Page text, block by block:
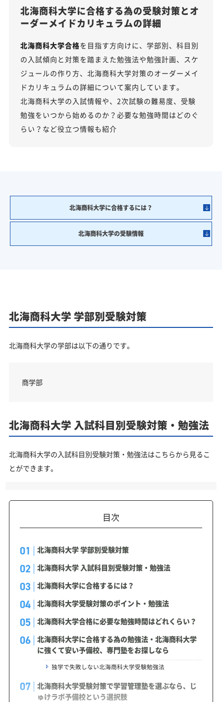
北海商科大学に合格する為の受験対策とオ
ーダーメイドカリキュラムの詳細
北海商科大学合格を目指す方向けに、学部別、科目別
の入試傾向と対策を踏まえた勉強法や勉強計画、スケ
ジュールの作り方、北海商科大学対策のオーダーメイ
ドカリキュラムの詳細について案内しています。
北海商科大学の入試情報や、2次試験の難易度、受験
勉強をいつから始めるのか？必要な勉強時間はどのぐ
らい？など役立つ情報も紹介
北海商科大学に合格するには？
北海商科大学の受験情報
北海商科大学 学部別受験対策
北海商科大学の学部は以下の通りです。
商学部
北海商科大学 入試科目別受験対策・勉強法
北海商科大学の入試科目別受験対策・勉強法はこちらから見るこ
とができます。
目次
北海商科大学 学部別受験対策
北海商科大学 入試科目別受験対策・勉強法
北海商科大学に合格するには？
北海商科大学受験対策のポイント・勉強法
北海商科大学合格に必要な勉強時間はどれくらい？
北海商科大学に合格する為の勉強法・北海商科大学
に強くて安い予備校、専門塾をお探しなら
独学で失敗しない北海商科大学受験勉強法
北海商科大学受験対策で学習管理塾を選ぶなら、じ
ゅけラボ予備校という選択肢